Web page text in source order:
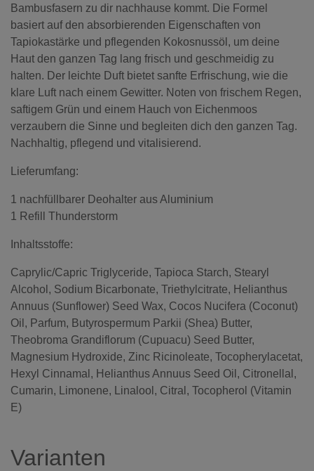
Bambusfasern zu dir nachhause kommt. Die Formel
basiert auf den absorbierenden Eigenschaften von
Tapiokastärke und pflegenden Kokosnussöl, um deine
Haut den ganzen Tag lang frisch und geschmeidig zu
halten. Der leichte Duft bietet sanfte Erfrischung, wie die
klare Luft nach einem Gewitter. Noten von frischem Regen,
saftigem Grün und einem Hauch von Eichenmoos
verzaubern die Sinne und begleiten dich den ganzen Tag.
Nachhaltig, pflegend und vitalisierend.
Lieferumfang:
1 nachfüllbarer Deohalter aus Aluminium
1 Refill Thunderstorm
Inhaltsstoffe:
Caprylic/Capric Triglyceride, Tapioca Starch, Stearyl
Alcohol, Sodium Bicarbonate, Triethylcitrate, Helianthus
Annuus (Sunflower) Seed Wax, Cocos Nucifera (Coconut)
Oil, Parfum, Butyrospermum Parkii (Shea) Butter,
Theobroma Grandiflorum (Cupuacu) Seed Butter,
Magnesium Hydroxide, Zinc Ricinoleate, Tocopherylacetat,
Hexyl Cinnamal, Helianthus Annuus Seed Oil, Citronellal,
Cumarin, Limonene, Linalool, Citral, Tocopherol (Vitamin
E)
Varianten